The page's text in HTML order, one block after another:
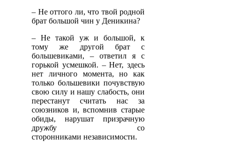
– Не оттого ли, что твой родной
брат большой чин у Деникина?
– Не такой уж и большой, к
тому же другой брат с
большевиками, – ответил я с
горькой усмешкой. – Нет, здесь
нет личного момента, но как
только большевики почувствую
свою силу и нашу слабость, они
перестанут считать нас за
союзников и, вспомнив старые
обиды, нарушат призрачную
дружбу со
сторонниками независимости.